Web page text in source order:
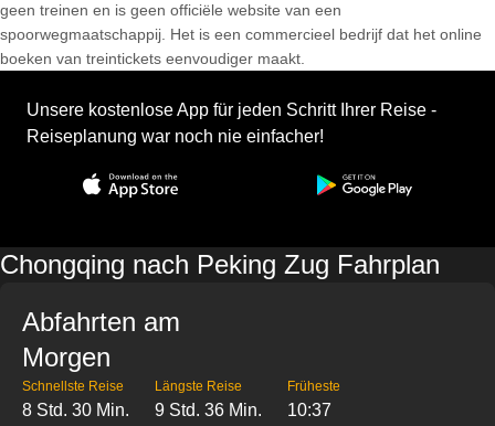
geen treinen en is geen officiële website van een
spoorwegmaatschappij. Het is een commercieel bedrijf dat het online
boeken van treintickets eenvoudiger maakt.
Unsere kostenlose App für jeden Schritt Ihrer Reise -
Reiseplanung war noch nie einfacher!
Chongqing nach Peking Zug Fahrplan
Abfahrten am
Morgen
Schnellste Reise
8 Std. 30 Min.
Längste Reise
9 Std. 36 Min.
Früheste
10:37